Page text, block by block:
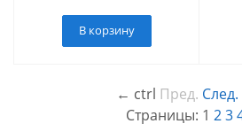
В корзину
← ctrl Пред. След.
Страницы: 1 2 3